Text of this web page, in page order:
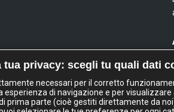
tua privacy: scegli tu quali dati
necessari per il corretto
esperienza di navigazione e per
prima parte (cioè gestiti direttamente da